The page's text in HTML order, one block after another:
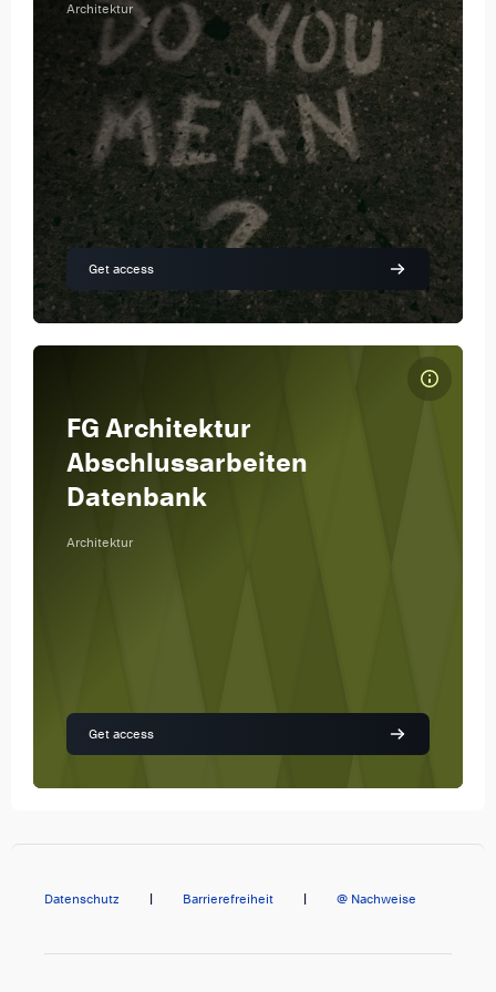
Architektur
Get access
Kursbild FG Architektur Abschlussarbeiten Datenbank
Kursbild
Kursname
FG Architektur
Abschlussarbeiten
Datenbank
Architektur
Get access
Datenschutz | Barrierefreiheit | @ Nachweise